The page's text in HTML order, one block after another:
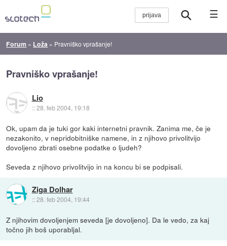
☰
Forum » Loža » Pravniško vprašanje!
Pravniško vprašanje!
Lio
::28. feb 2004, 19:18
Ok, upam da je tuki gor kaki internetni pravnik. Zanima me, če je
nezakonito, v nepridobitniške namene, in z njihovo privolitvijo
dovoljeno zbrati osebne podatke o ljudeh?
Seveda z njihovo privolitvijo in na koncu bi se podpisali.
Ziga Dolhar
::28. feb 2004, 19:44
Z njihovim dovoljenjem seveda [je dovoljeno]. Da le vedo, za kaj
točno jih boš uporabljal.